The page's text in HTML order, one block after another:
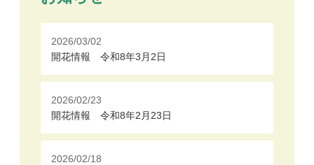
2026/03/02
開花情報 令和8年3月2日
2026/02/23
開花情報 令和8年2月23日
2026/02/18